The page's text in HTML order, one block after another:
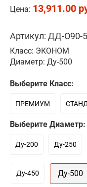
Цена: 13,911.00
Артикул: ДД-О90-
Класс: ЭКОНОМ
Диаметр: Ду-500
Выберите Класс:
ПРЕМИУМ
Выберите Диаметр:
Ду-200 Ду-250
Ду-450 Ду-500